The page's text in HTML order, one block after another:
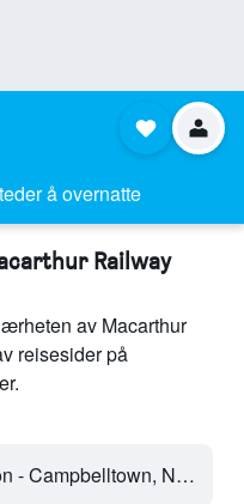
å overnatte
Railway
av Macarthur
reisesider på
Macarthur Railway Station - Campbelltown, NSW, Australia